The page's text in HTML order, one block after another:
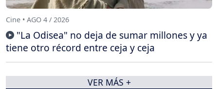
Cine • AGO 4 / 2026
"La Odisea" no deja de sumar millones y ya
tiene otro récord entre ceja y ceja
VER MÁS +